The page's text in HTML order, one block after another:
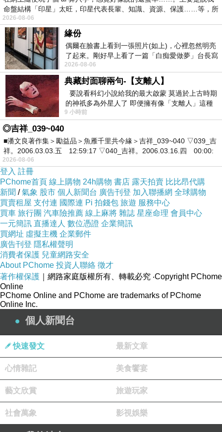
臺灣製鞋工藝的典範 - 德侑實業的運動休
閒鞋面、皮革鞋面與人造皮革鞋面代工服
務
德侑實業已成功打造出專業且全面的鞋面代工服
務。我們的業務包含運動休閒鞋面、皮革鞋面以
及人造皮革鞋面的製造。
運動休閒鞋面是我們的重要產品之一。我們掌握
了獨特的生產工藝，將創新與舒適無縫融合，為
顧客提供高品質的運動休閒鞋面。
不論是適應度高的跑鞋，或是時尚舒適的休閒
鞋，德侑實業都能提供專業的製作技術。
對於皮革鞋面，我們了解其需要專業技術與精細
工藝來處理。
我們選用優質的皮料，並利用經驗豐富的技師，
透過精密的裁切和精細的縫製，確保每一雙皮革
鞋面都能展現出細緻的工藝與優雅的質感。
在人造皮革鞋面的代工上，德侑實業致力於環保
理念的實踐。
我們使用高品質的人造皮革，透過獨特的加工技
術，製作出外觀與真皮無異且同時具有耐用性的
命盤結構「印星」太旺，印星代表長輩、知識、資源、保護……等，所
2026-08-06
緣份
偶爾在臉書上看到一張照片(如上)，心裡忽然明亮
了起來。剛好早上看了一篇「白痴愛做夢」台長寫
的貼文，在回顧年輕時瘋狂愛上
2026-08-06
典藏封面聊兩句-【支離人】
要說看科幻小說給我的最大啟蒙 莫過於上古時期
的神祇多為外星人了 即便擁有像「支離人」這種
驚世駭俗的神通法門 也未必讀
9 小時前
◎吉祥_039~040
■潘文良著作集＞勵益品＞魚雁千里共今緣＞吉祥_039~040 ▽039_吉
祥。2006.03.03.五 12:59:17 ▽040_吉祥。2006.03.16.四 00:00:
2026-08-06
登入 註冊
PChome首頁 線上購物 24h購物 書店 露天拍賣 比比昂代購
新聞 /氣象 股市 個人新聞台 廣告刊登 加入聯播網 全球購物
買賣租屋 支付連 國際連 Pi 拍錢包 旅遊 服務中心
買車 旅行團 汽車險推薦 線上麻將 雜誌 星座命理 會員中心
一元簡訊 直播達人 數位憑證 企業簡訊
買網址 虛擬主機 企業郵件
廣告刊登 隱私權聲明
消費者保護 兒童網路安全
About PChome 投資人聯絡 徵才
著作權保護 ｜網路家庭版權所有、轉載必究 ‧Copyright PChome
Online
PChome Online and PChome are trademarks of PChome
Online Inc.
個人新聞台
快速發文 最新文章
心情雜記 美食饗宴
藝文欣賞 旅遊玩家
社會萬象 影視娛樂